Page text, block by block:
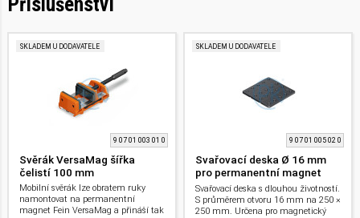
SKLADEM U DODAVATELE
9 07 01 003 01 0
Svěrák VersaMag šířka
čelistí 100 mm
Mobilní svěrák lze obratem ruky
namontovat na permanentní
magnet Fein VersaMag a přináší tak
SKLADEM U DODAVATELE
9 07 01 005 02 0
Svařovací deska Ø 16 mm
pro permanentní magnet
VersaMag
Svařovací deska s dlouhou životností.
S průměrem otvoru 16 mm na 250 ×
250 mm. Určena pro magnetický